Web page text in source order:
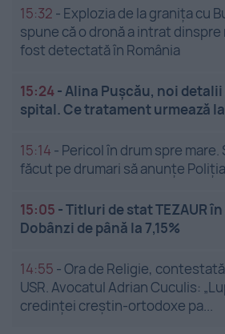
15:32 - Explozia de la granița cu
spune că o dronă a intrat dinspre
fost detectată în România
15:24-Alina Pușcău, noi detalii
spital. Ce tratament urmează la
15:14 - Pericol în drum spre
făcut pe drumari să anunțe Poliția
15:05 -Titluri de stat TEZAUR
Dobânzi de până la 7,15%
14:55 -Ora de Religie,
USR. Avocatul Adrian Cuculis:
credinței creștin-ortodoxe pa...